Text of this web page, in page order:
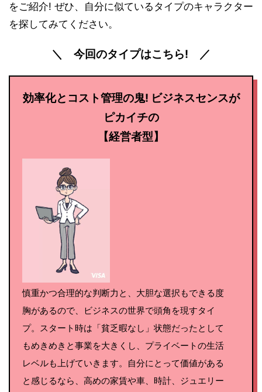
をご紹介! ぜひ、自分に似ているタイプのキャラクター
を探してみてください。
＼ 今回のタイプはこちら! ／
効率化とコスト管理の鬼! ビジネスセンスが
ピカイチの
【経営者型】
慎重かつ合理的な判断力と、大胆な選択もできる度
胸があるので、ビジネスの世界で頭角を現すタイ
プ。スタート時は「貧乏暇なし」状態だったとして
もめきめきと事業を大きくし、プライベートの生活
レベルも上げていきます。自分にとって価値がある
と感じるなら、高めの家賃や車、時計、ジュエリー